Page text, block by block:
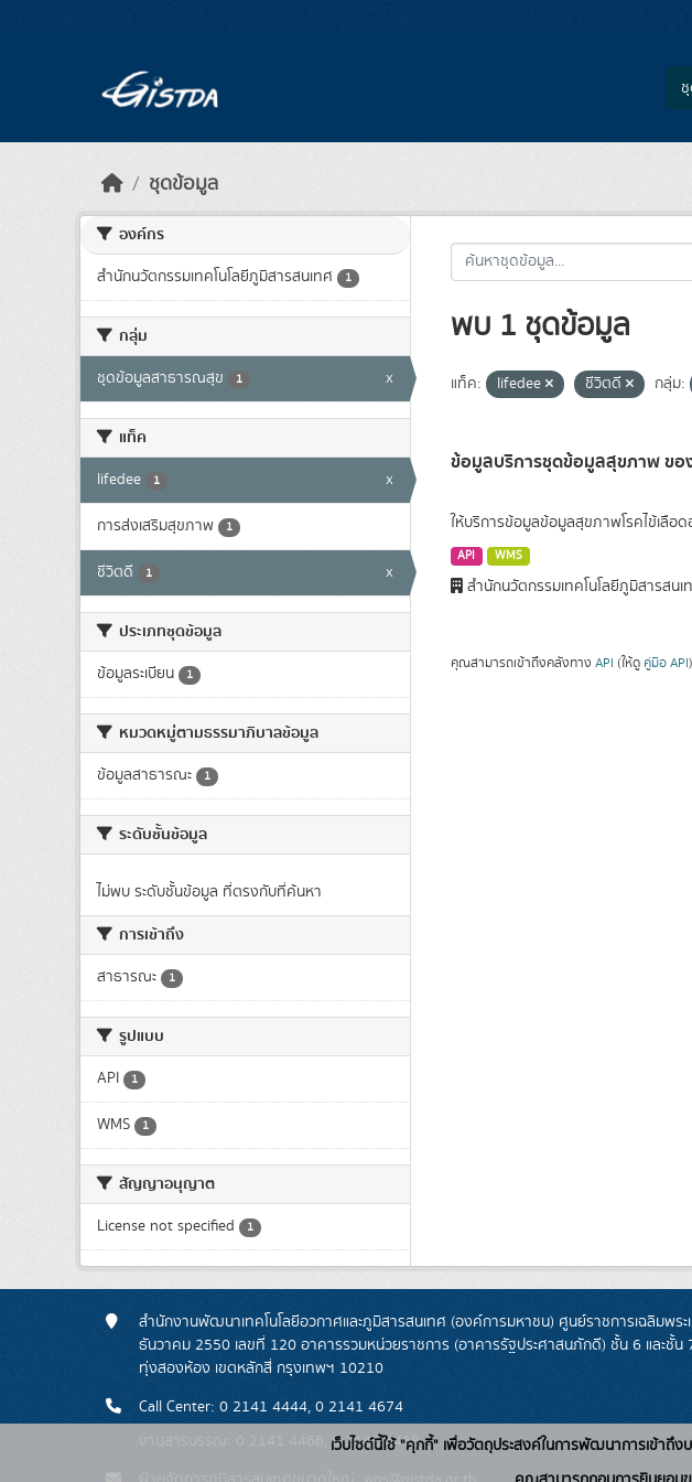
ชุดข้อมูล
องค์กร
สำนักนวัตกรรมเทคโนโลยีภูมิสารสนเทศ 1
กลุ่ม
ชุดข้อมูลสาธารณสุข 1 x
แท็ค
lifedee 1 x
การส่งเสริมสุขภาพ 1
ชีวิตดี 1 x
ประเภทชุดข้อมูล
ข้อมูลระเบียน 1
หมวดหมู่ตามธรรมาภิบาลข้อมูล
ข้อมูลสาธารณะ 1
ระดับชั้นข้อมูล
ไม่พบ ระดับชั้นข้อมูล ที่ตรงกับที่ค้นหา
การเข้าถึง
สาธารณะ 1
รูปแบบ
API 1
WMS 1
สัญญาอนุญาต
License not specified 1
พบ 1 ชุดข้อมูล
แท็ค: lifedee ชีวิตดี กลุ่ม:
ข้อมูลบริการชุดข้อมูลสุขภาพ ขอ
ให้บริการข้อมูลข้อมูลสุขภาพโรคไข้เลื
API WMS
สำนักนวัตกรรมเทคโนโลยีภูมิสารสนเ
คุณสามารถเข้าถึงคลังทาง API (ให้ดู คู่มือ API
สำนักงานพัฒนาเทคโนโลยีอวกาศและภูมิสารสนเทศ (องค์การมหาชน) ศูนย์ราชการเฉลิมพร
ธันวาคม 2550 เลขที่ 120 อาคารรวมหน่วยราชการ (อาคารรัฐประศาสนภักดี) ชั้น 6 และชั้น
ทุ่งสองห้อง เขตหลักสี่ กรุงเทพฯ 10210
Call Center: 0 2141 4444, 0 2141 4674
งานสารบรรณ: 0 2141 4466, 0 2141 4468เว็บไซต์นี้ใช้ "คุกกี้" เพื่อวัตถุประสงค์ในการพัฒนาการเข้า